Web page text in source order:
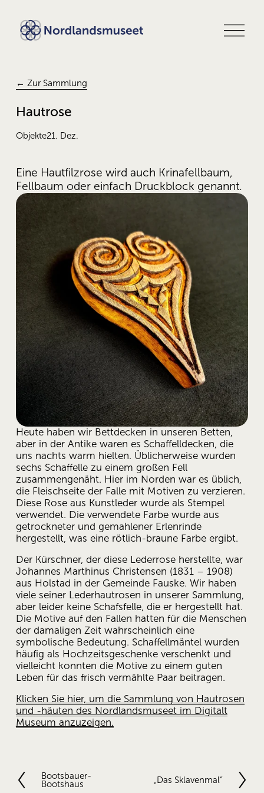
M
e
← Zur Sammlung
Hautrose
Objekte21. Dez.
Eine Hautfilzrose wird auch Krinafellbaum,
Fellbaum oder einfach Druckblock genannt.
Heute haben wir Bettdecken in unseren Betten,
aber in der Antike waren es Schaffelldecken, die
uns nachts warm hielten. Üblicherweise wurden
sechs Schaffelle zu einem großen Fell
zusammengenäht. Hier im Norden war es üblich,
die Fleischseite der Falle mit Motiven zu verzieren.
Diese Rose aus Kunstleder wurde als Stempel
verwendet. Die verwendete Farbe wurde aus
getrockneter und gemahlener Erlenrinde
hergestellt, was eine rötlich-braune Farbe ergibt.
Der Kürschner, der diese Lederrose herstellte, war
Johannes Marthinus Christensen (1831 – 1908)
aus Holstad in der Gemeinde Fauske. Wir haben
viele seiner Lederhautrosen in unserer Sammlung,
aber leider keine Schafsfelle, die er hergestellt hat.
Die Motive auf den Fallen hatten für die Menschen
der damaligen Zeit wahrscheinlich eine
symbolische Bedeutung. Schaffellmäntel wurden
häufig als Hochzeitsgeschenke verschenkt und
vielleicht konnten die Motive zu einem guten
Leben für das frisch vermählte Paar beitragen.
Klicken Sie hier, um die Sammlung von Hautrosen
und -häuten des Nordlandsmuseet im Digitalt
Museum anzuzeigen.
V
o
Bootsbauer-
Bootshaus
N„Das Sklavenmal“